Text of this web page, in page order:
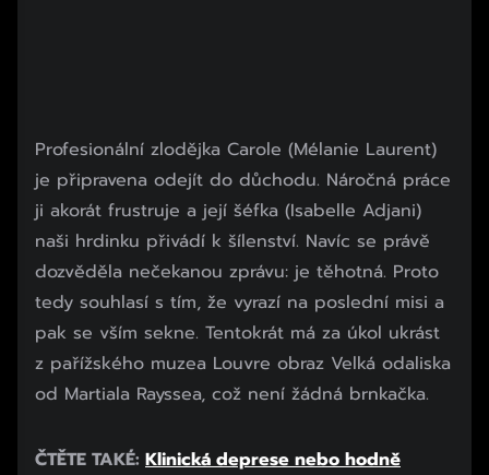
Profesionální zlodějka Carole (Mélanie Laurent)
je připravena odejít do důchodu. Náročná práce
ji akorát frustruje a její šéfka (Isabelle Adjani)
naši hrdinku přivádí k šílenství. Navíc se právě
dozvěděla nečekanou zprávu: je těhotná. Proto
tedy souhlasí s tím, že vyrazí na poslední misi a
pak se vším sekne. Tentokrát má za úkol ukrást
z pařížského muzea Louvre obraz Velká odaliska
od Martiala Rayssea, což není žádná brnkačka.
ČTĚTE TAKÉ: Klinická deprese nebo hodně